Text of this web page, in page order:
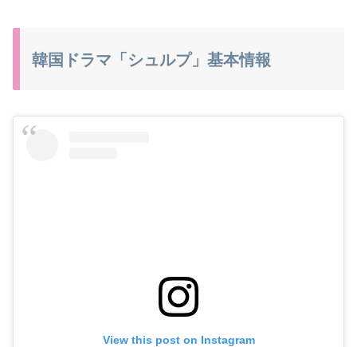
韓国ドラマ「シュルプ」基本情報
View this post on Instagram